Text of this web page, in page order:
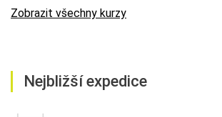
Zobrazit všechny kurzy
Nejbližší expedice